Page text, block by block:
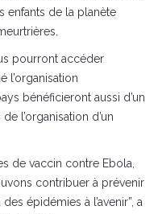
enfants de la planète
pourront accéder
l’organisation
bénéficieront aussi d’un
l’organisation d’un
de vaccin contre Ebola,
contribuer à prévenir
épidémies à l’avenir”, a